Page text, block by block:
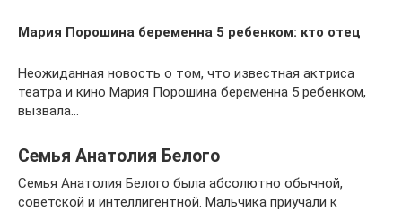
Мария Порошина беременна 5 ребенком: кто отец
Неожиданная новость о том, что известная актриса
театра и кино Мария Порошина беременна 5 ребенком,
вызвала…
Семья Анатолия Белого
Семья Анатолия Белого была абсолютно обычной,
советской и интеллигентной. Мальчика приучали к